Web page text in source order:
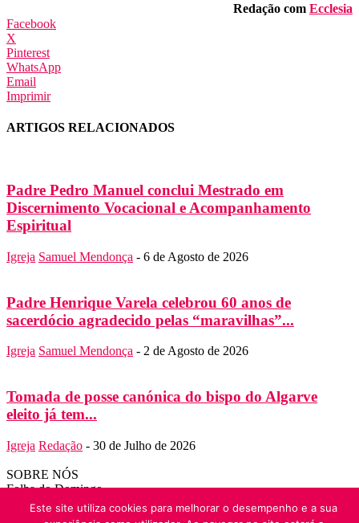
Redação com Ecclesia
Facebook
X
Pinterest
WhatsApp
Email
Imprimir
ARTIGOS RELACIONADOS
Padre Pedro Manuel conclui Mestrado em
Discernimento Vocacional e Acompanhamento
Espiritual
Igreja Samuel Mendonça - 6 de Agosto de 2026
Padre Henrique Varela celebrou 60 anos de
sacerdócio agradecido pelas “maravilhas”...
Igreja Samuel Mendonça - 2 de Agosto de 2026
Tomada de posse canónica do bispo do Algarve
eleito já tem...
Igreja Redação - 30 de Julho de 2026
SOBRE NÓS
Folha do Domingo
Contato: folha.domingo@diocese-algarve.pt
Este site utiliza cookies para melhorar o desempenho e a sua